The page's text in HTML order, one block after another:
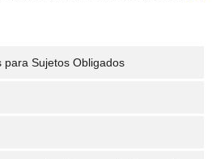
para Sujetos Obligados